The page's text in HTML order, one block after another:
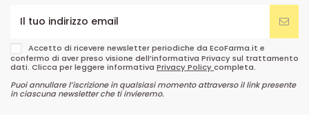
Accetto di ricevere newsletter periodiche da EcoFarma.it e
confermo di aver preso visione dell’informativa Privacy sul trattamento
dati. Clicca per leggere informativa Privacy Policycompleta.
Puoi annullare l’iscrizione in qualsiasi momento attraverso il link presente
in ciascuna newsletter che ti invieremo.